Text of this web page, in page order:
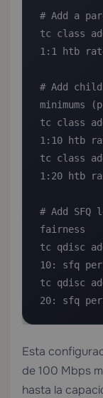
# Add a
tc class
1:1 htb
# Add
minimums
tc class
1:10 htb
tc class
1:20 htb
# Add
fairness
tc qdisc
10: sfq
tc qdisc
20: sfq
Esta
de 100 Mbps
hasta la